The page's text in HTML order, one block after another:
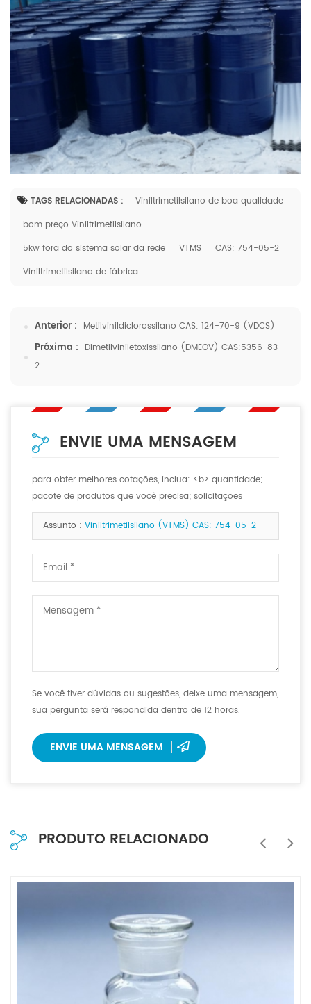
TAGS RELACIONADAS :
Viniltrimetilsilano de boa qualidade
bom preço Viniltrimetilsilano
5kw fora do sistema solar da rede
VTMS
CAS: 754-05-2
Viniltrimetilsilano de fábrica
Anterior : Metilvinildiclorossilano CAS: 124-70-9 (VDCS)
Próxima : Dimetilviniletoxissilano (DMEOV) CAS:5356-83-
2
ENVIE UMA MENSAGEM
para obter melhores cotações, inclua: <b> quantidade;
pacote de produtos que você precisa; solicitações
especiais, se houver. <b>
Assunto : Viniltrimetilsilano (VTMS) CAS: 754-05-2
Se você tiver dúvidas ou sugestões, deixe uma mensagem,
sua pergunta será respondida dentro de 12 horas.
ENVIE UMA MENSAGEM
PRODUTO RELACIONADO